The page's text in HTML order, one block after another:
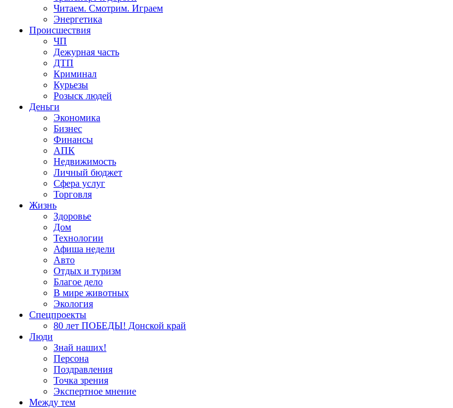
Читаем. Смотрим. Играем
Энергетика
Происшествия
ЧП
Дежурная часть
ДТП
Криминал
Курьезы
Розыск людей
Деньги
Экономика
Бизнес
Финансы
АПК
Недвижимость
Личный бюджет
Сфера услуг
Торговля
Жизнь
Здоровье
Дом
Технологии
Афиша недели
Авто
Отдых и туризм
Благое дело
В мире животных
Экология
Спецпроекты
80 лет ПОБЕДЫ! Донской край
Люди
Знай наших!
Персона
Поздравления
Точка зрения
Экспертное мнение
Между тем